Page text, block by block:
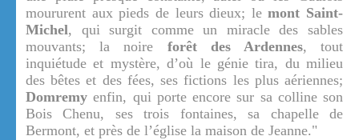
moururent aux pieds de leurs dieux; lemont Saint-
Michel, qui surgit comme un miracle des sables
mouvants; la noire forêt des Ardennes, tout
inquiétude et mystère, d’où le génie tira, du milieu
des bêtes et des fées, ses fictions les plus aériennes;
Domremy enfin, qui porte encore sur sa colline son
Bois Chenu, ses trois fontaines, sa chapelle de
Bermont, et près de l’église la maison de Jeanne."